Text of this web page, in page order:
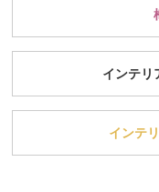
インテリ
インテ